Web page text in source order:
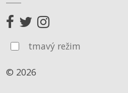
tmavý režim
© 2026